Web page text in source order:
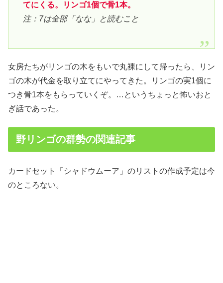
てにくる。リンゴ1個で骨1本。
注：7は全部「なな」と読むこと
女房たちがリンゴの木をもいで丸裸にして帰ったら、リン
ゴの木が代金を取り立てにやってきた。リンゴの実1個に
つき骨1本をもらっていくぞ。…というちょっと怖いおと
ぎ話であった。
野リンゴの群勢の関連記事
カードセット「シャドウムーア」のリストの作成予定は今
のところない。